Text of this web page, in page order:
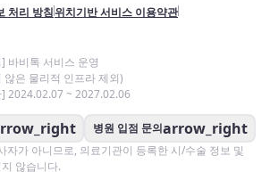
처리 방침위치기반 서비스 이용약관
바비톡 서비스 운영
않은 물리적 인프라 제외)
2024.02.07 ~ 2027.02.06
병원 입점 문의arrow_right
자가 아니므로, 의료기관이 등록한 시/수술 정보 및
않습니다.